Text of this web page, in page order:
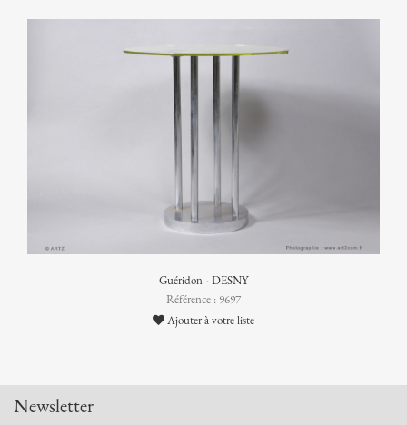
Guéridon - DESNY
Référence : 9697
Ajouter à votre liste
Newsletter